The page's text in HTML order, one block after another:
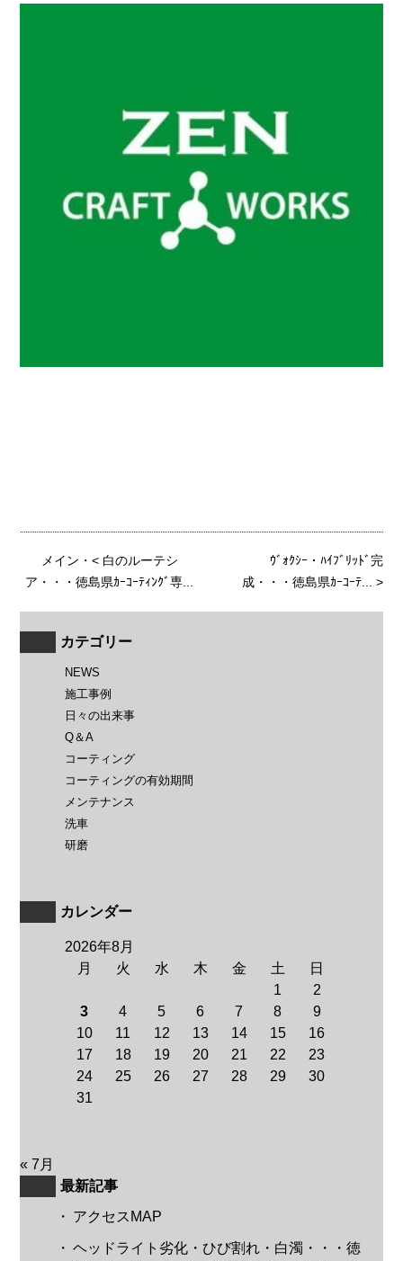
メイン ・< 白のルーテシ
ア・・・徳島県ｶｰｺｰﾃｨﾝｸﾞ専...
ｳﾞｫｸｼｰ・ﾊｲﾌﾞﾘｯﾄﾞ完
成・・・徳島県ｶｰｺｰﾃ...
>
カテゴリー
NEWS
施工事例
日々の出来事
Q＆A
コーティング
コーティングの有効期間
メンテナンス
洗車
研磨
カレンダー
2026年8月
月
火 水 木 金 土
日
1
2
3
4 5 6 7 8
9
10
11 12 13 14 15
16
17
18 19 20 21 22
23
24
25 26 27 28 29
30
31
« 7月
最新記事
・ アクセスMAP
・ ヘッドライト劣化・ひび割れ・白濁・・・徳